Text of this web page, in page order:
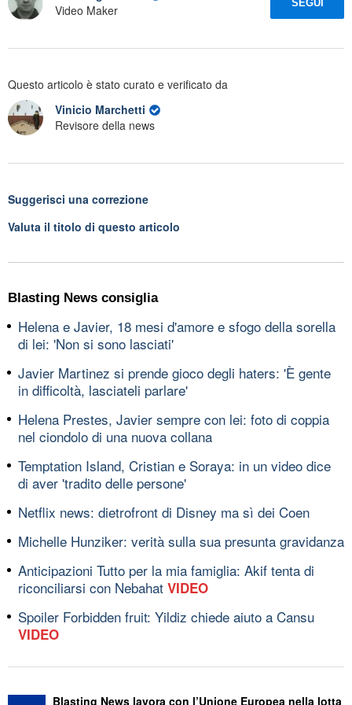
Video Maker
SEGUI
Questo articolo è stato curato e verificato da
Vinicio Marchetti
Revisore della news
Suggerisci una correzione
Valuta il titolo di questo articolo
Blasting News consiglia
Helena e Javier, 18 mesi d'amore e sfogo della sorella
di lei: 'Non si sono lasciati'
Javier Martinez si prende gioco degli haters: 'È gente
in difficoltà, lasciateli parlare'
Helena Prestes, Javier sempre con lei: foto di coppia
nel ciondolo di una nuova collana
Temptation Island, Cristian e Soraya: in un video dice
di aver 'tradito delle persone'
Netflix news: dietrofront di Disney ma sì dei Coen
Michelle Hunziker: verità sulla sua presunta gravidanza
Anticipazioni Tutto per la mia famiglia: Akif tenta di
riconciliarsi con Nebahat VIDEO
Spoiler Forbidden fruit: Yildiz chiede aiuto a Cansu
VIDEO
Blasting News lavora con l’Unione Europea nella lotta